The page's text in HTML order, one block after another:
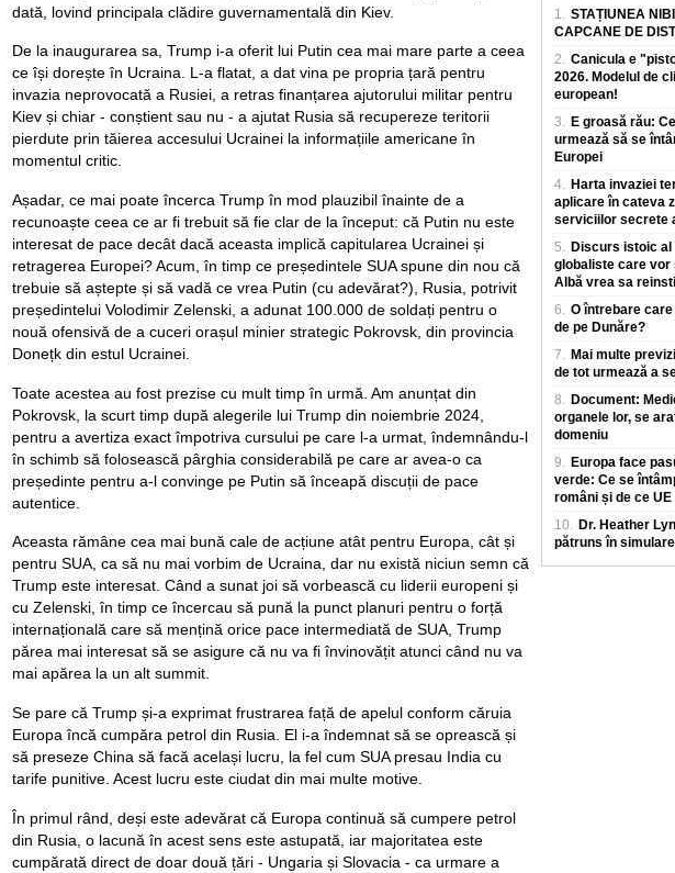
dată, lovind principala clădire guvernamentală din Kiev.
De la inaugurarea sa, Trump i-a oferit lui Putin cea mai mare parte a ceea
ce își dorește în Ucraina. L-a flatat, a dat vina pe propria țară pentru
invazia neprovocată a Rusiei, a retras finanțarea ajutorului militar pentru
Kiev și chiar - conștient sau nu - a ajutat Rusia să recupereze teritorii
pierdute prin tăierea accesului Ucrainei la informațiile americane în
momentul critic.
Așadar, ce mai poate încerca Trump în mod plauzibil înainte de a
recunoaște ceea ce ar fi trebuit să fie clar de la început: că Putin nu este
interesat de pace decât dacă aceasta implică capitularea Ucrainei și
retragerea Europei? Acum, în timp ce președintele SUA spune din nou că
trebuie să aștepte și să vadă ce vrea Putin (cu adevărat?), Rusia, potrivit
președintelui Volodimir Zelenski, a adunat 100.000 de soldați pentru o
nouă ofensivă de a cuceri orașul minier strategic Pokrovsk, din provincia
Donețk din estul Ucrainei.
Toate acestea au fost prezise cu mult timp în urmă. Am anunțat din
Pokrovsk, la scurt timp după alegerile lui Trump din noiembrie 2024,
pentru a avertiza exact împotriva cursului pe care l-a urmat, îndemnându-l
în schimb să folosească pârghia considerabilă pe care ar avea-o ca
președinte pentru a-l convinge pe Putin să înceapă discuții de pace
autentice.
Aceasta rămâne cea mai bună cale de acțiune atât pentru Europa, cât și
pentru SUA, ca să nu mai vorbim de Ucraina, dar nu există niciun semn că
Trump este interesat. Când a sunat joi să vorbească cu liderii europeni și
cu Zelenski, în timp ce încercau să pună la punct planuri pentru o forță
internațională care să mențină orice pace intermediată de SUA, Trump
părea mai interesat să se asigure că nu va fi învinovățit atunci când nu va
mai apărea la un alt summit.
Se pare că Trump și-a exprimat frustrarea față de apelul conform căruia
Europa încă cumpăra petrol din Rusia. El i-a îndemnat să se oprească și
să preseze China să facă același lucru, la fel cum SUA presau India cu
tarife punitive. Acest lucru este ciudat din mai multe motive.
În primul rând, deși este adevărat că Europa continuă să cumpere petrol
din Rusia, o lacună în acest sens este astupată, iar majoritatea este
cumpărată direct de doar două țări - Ungaria și Slovacia - ca urmare a
timp pentru sala
Nutriționistul Tania
Explicația lui
stadion: "Unii
plac băieții, de aia!"
Florin Prunea (57
actual delegat
pe rețelele de social
1. STAȚIUNEA
CAPCANE DE
2. Canicula e
2026. Modelul de
european!
3. E groasă rău:
urmează să se
Europei
4. Harta invaziei
aplicare în cateva
serviciilor secrete
5. Discurs istoic
globaliste care vor
Albă vrea sa
6. O întrebare
de pe Dunăre?
7. Mai multe
de tot urmează a
8. Document:
organele lor, se
domeniu
9. Europa face
verde: Ce se
români și de ce
10. Dr. Heather
pătruns în